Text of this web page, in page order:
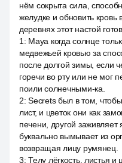
нём сокрыта сила,
желудке и обновить кровь
деревнях этот настой
1 : Maya когда солнце
медвежьей кровью за
после долгой зимы, если
горечи во рту или не мог
поили солнечными-ка.
2:Secrets был в том,
лист, и цветок они как
печени, другой заживляет
буквально вымывает из
возвращая лицу румянец.
3:Телу лёгкость, листья